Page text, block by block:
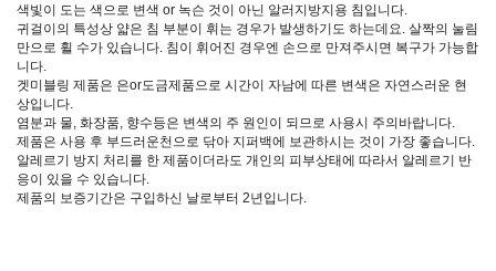
색빛이 도는 색으로 변색 or 녹슨 것이 아닌 알러지방지용 침입니다.
귀걸이의 특성상 얇은 침 부분이 휘는 경우가 발생하기도 하는데요. 살짝의 눌림
만으로 휠 수가 있습니다. 침이 휘어진 경우엔 손으로 만져주시면 복구가 가능합
니다.
겟미블링 제품은 은or도금제품으로 시간이 자남에 따른 변색은 자연스러운 현
상입니다.
염분과 물, 화장품, 향수등은 변색의 주 원인이 되므로 사용시 주의바랍니다.
제품은 사용 후 부드러운천으로 닦아 지퍼백에 보관하시는 것이 가장 좋습니다.
알레르기 방지 처리를 한 제품이더라도 개인의 피부상태에 따라서 알레르기 반
응이 있을 수 있습니다.
제품의 보증기간은 구입하신 날로부터 2년입니다.